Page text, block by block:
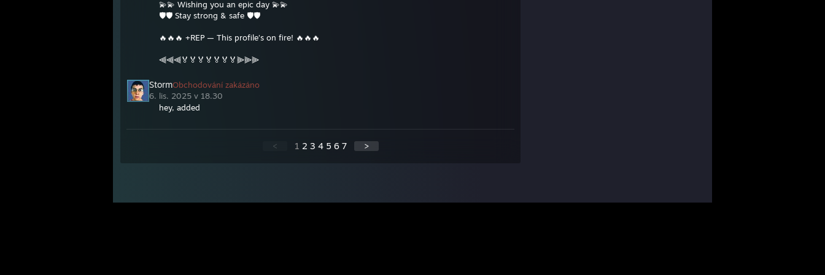
💫💫 Wishing you an epic day 💫💫
🛡️🛡️ Stay strong & safe 🛡️🛡️
🔥🔥🔥 +REP — This profile’s on fire! 🔥🔥🔥
⫷⫷⫷🏅🏅🏅🏅🏅🏅🏅⫸⫸⫸
StormObchodování zakázáno
6. lis. 2025 v 18.30
hey, added
< 1 2 3 4 5 6 7 >